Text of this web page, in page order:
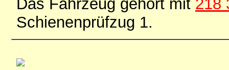
Das Fahrzeug gehört mit 218
Schienenprüfzug 1.